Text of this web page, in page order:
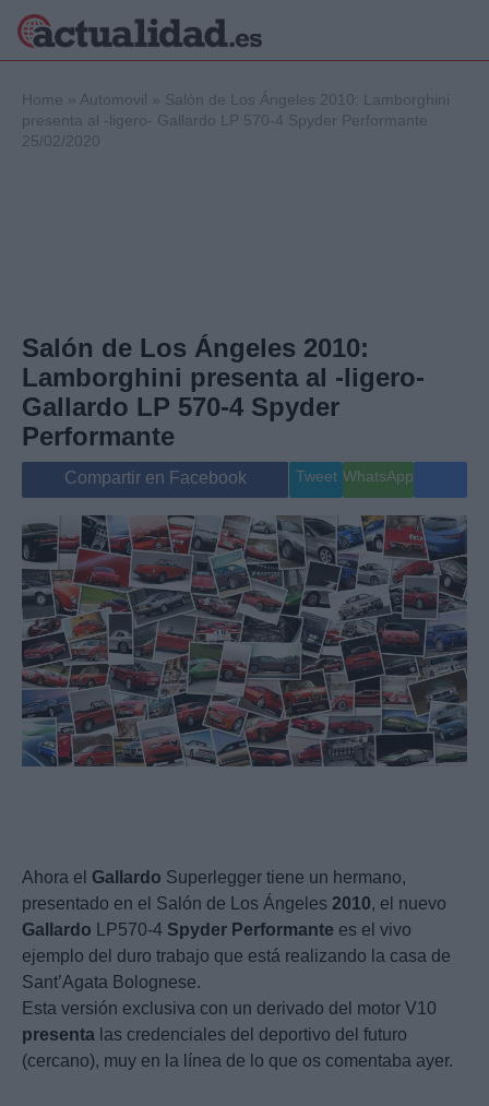
Internacional
Viajes
Gente
Home » Automovil » Salón de Los Ángeles 2010: Lamborghini
presenta al -ligero- Gallardo LP 570-4 Spyder Performante
25/02/2020
Salón de Los Ángeles 2010:
Lamborghini presenta al -ligero-
Gallardo LP 570-4 Spyder
Performante
Compartir en Facebook Tweet WhatsApp
Ahora el Gallardo Superlegger tiene un hermano,
presentado en el Salón de Los Ángeles 2010, el nuevo
Gallardo LP570-4 Spyder Performante es el vivo
ejemplo del duro trabajo que está realizando la casa de
Sant’Agata Bolognese.
Esta versión exclusiva con un derivado del motor V10
presenta las credenciales del deportivo del futuro
(cercano), muy en la línea de lo que os comentaba ayer.